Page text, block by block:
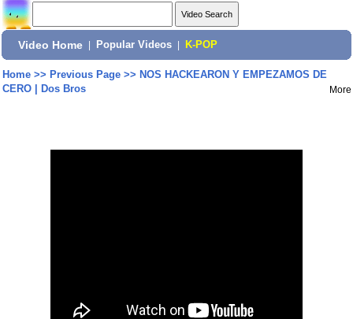
Video Home Popular Videos K-POP
Home>> Previous Page>> NOS HACKEARON Y EMPEZAMOS DE
CERO | Dos Bros
More